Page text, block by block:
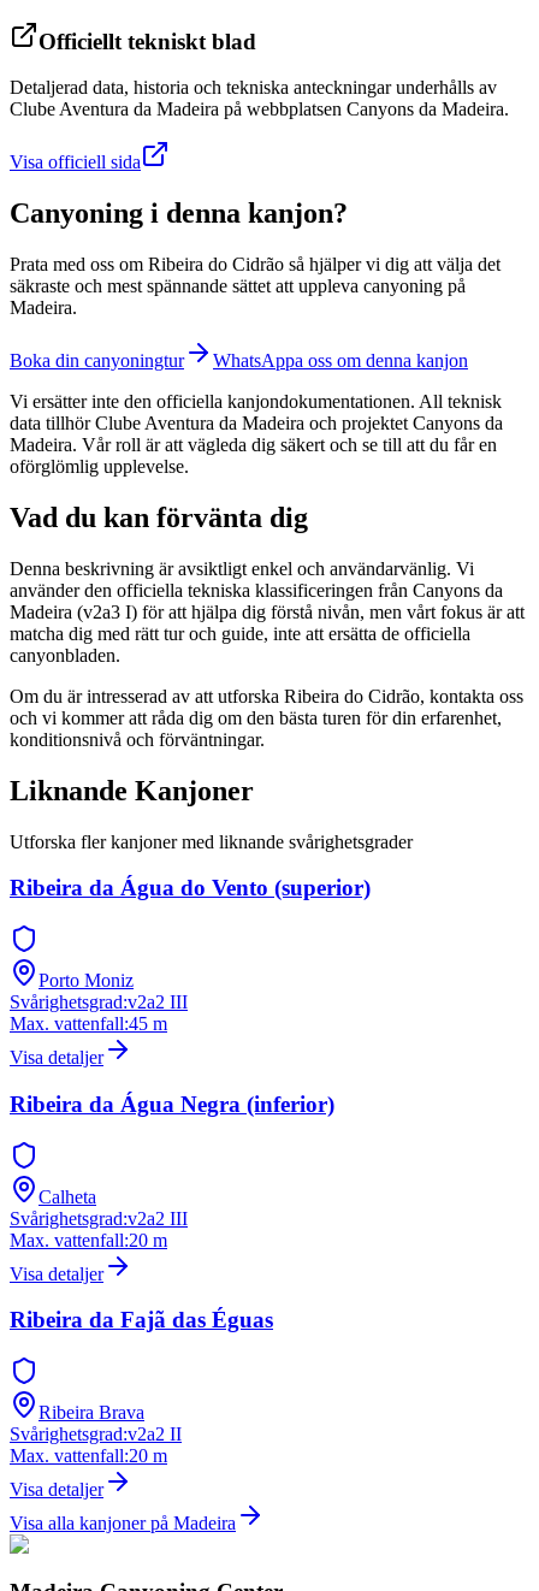
Officiellt tekniskt blad
Detaljerad data, historia och tekniska anteckningar underhålls av
Clube Aventura da Madeira på webbplatsen Canyons da Madeira.
Visa officiell sida
Canyoning i denna kanjon?
Prata med oss om Ribeira do Cidrão så hjälper vi dig att välja det
säkraste och mest spännande sättet att uppleva canyoning på
Madeira.
Boka din canyoningtur
WhatsAppa oss om denna kanjon
Vi ersätter inte den officiella kanjondokumentationen. All teknisk
data tillhör Clube Aventura da Madeira och projektet Canyons da
Madeira. Vår roll är att vägleda dig säkert och se till att du får en
oförglömlig upplevelse.
Vad du kan förvänta dig
Denna beskrivning är avsiktligt enkel och användarvänlig. Vi
använder den officiella tekniska klassificeringen från Canyons da
Madeira (v2a3 I) för att hjälpa dig förstå nivån, men vårt fokus är att
matcha dig med rätt tur och guide, inte att ersätta de officiella
canyonbladen.
Om du är intresserad av att utforska Ribeira do Cidrão, kontakta oss
och vi kommer att råda dig om den bästa turen för din erfarenhet,
konditionsnivå och förväntningar.
Liknande Kanjoner
Utforska fler kanjoner med liknande svårighetsgrader
Ribeira da Água do Vento (superior)
Porto Moniz
Svårighetsgrad:v2a2 III
Max. vattenfall:45 m
Visa detaljer
Ribeira da Água Negra (inferior)
Calheta
Svårighetsgrad:v2a2 III
Max. vattenfall:20 m
Visa detaljer
Ribeira da Fajã das Éguas
Ribeira Brava
Svårighetsgrad:v2a2 II
Max. vattenfall:20 m
Visa detaljer
Visa alla kanjoner på Madeira